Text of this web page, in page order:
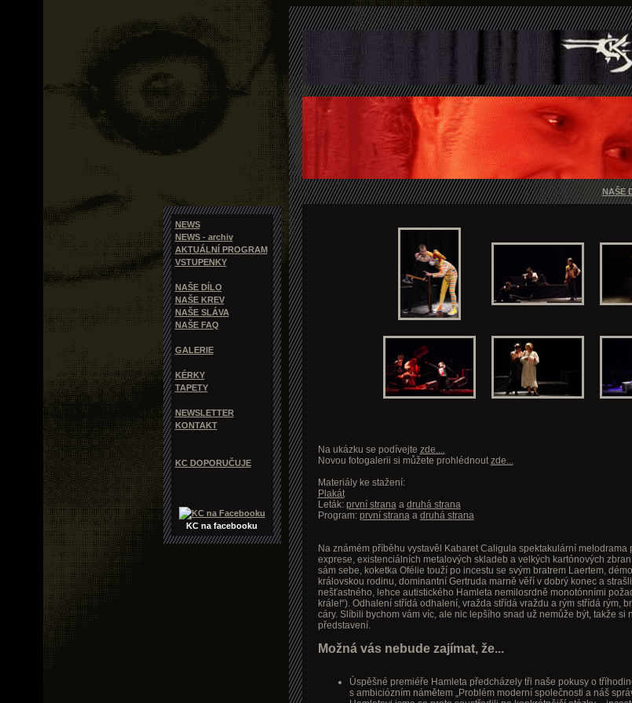
NEWS
NEWS - archiv
AKTUÁLNÍ PROGRAM
VSTUPENKY
NAŠE DÍLO
NAŠE KREV
NAŠE SLÁVA
NAŠE FAQ
GALERIE
KÉRKY
TAPETY
NEWSLETTER
KONTAKT
KC DOPORUČUJE
KC na facebooku
NAŠE
Na ukázku se podívejte zde....
Novou fotogalerii si můžete prohlédnoutzde...
Materiály ke stažení:
Plakát
Leták: první stranaa druhá strana
Program: první stranaa druhá strana
Na známém příběhu vystavěl Kabaret Caligula spektakulární melodrama
exprese, existenciálních metalových skladeb a velkých kartónových
sám sebe, koketka Ofélie touží po incestu se svým bratrem Laertem,
královskou rodinu, dominantní Gertruda marně věří v dobrý konec a
nešťastného, lehce autistického Hamleta nemilosrdně monotónními
krále!“). Odhalení střídá odhalení, vražda střídá vraždu a rým střídá rým,
cáry. Slíbili bychom vám víc, ale nic lepšího snad už nemůže být, takže si
představení.
Možná vás nebude zajímat, že...
Úspěšné premiéře Hamleta předcházely tři naše pokusy o
s ambiciózním námětem „Problém moderní společnosti a náš